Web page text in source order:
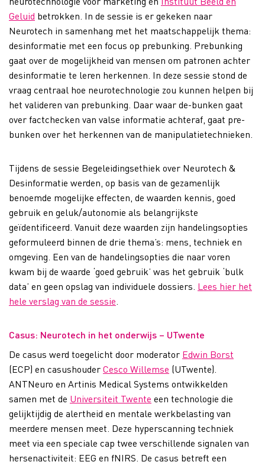
Geluid betrokken. In de sessie is er gekeken naar
Neurotech in samenhang met het maatschappelijk thema:
desinformatie met een focus op prebunking. Prebunking
gaat over de mogelijkheid van mensen om patronen achter
desinformatie te leren herkennen. In deze sessie stond de
vraag centraal hoe neurotechnologie zou kunnen helpen bij
het valideren van prebunking. Daar waar de-bunken gaat
over factchecken van valse informatie achteraf, gaat pre-
bunken over het herkennen van de manipulatietechnieken.
Tijdens de sessie Begeleidingsethiek over Neurotech &
Desinformatie werden, op basis van de gezamenlijk
benoemde mogelijke effecten, de waarden kennis, goed
gebruik en geluk/autonomie als belangrijkste
geïdentificeerd. Vanuit deze waarden zijn handelingsopties
geformuleerd binnen de drie thema’s: mens, techniek en
omgeving. Een van de handelingsopties die naar voren
kwam bij de waarde ‘goed gebruik’ was het gebruik ‘bulk
data’ en geen opslag van individuele dossiers. Lees hier het
hele verslag van de sessie
Casus: Neurotech in het onderwijs – UTwente​
De casus werd toegelicht door moderator Edwin Borst
(ECP) en casushouderCesco Willemse (UTwente).​
ANTNeuro en Artinis Medical Systems ontwikkelden
samen met de Universiteit Twente een technologie die
gelijktijdig de alertheid en mentale werkbelasting van
meerdere mensen meet. Deze hyperscanning techniek
meet via een speciale cap twee verschillende signalen van
hersenactiviteit: EEG en fNIRS. De casus betreft een